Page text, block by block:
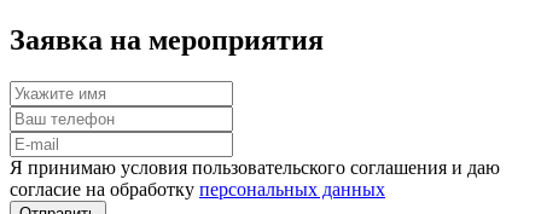
Заявка на мероприятия
Я принимаю условия пользовательского соглашения и даю
согласие на обработку персональных данных